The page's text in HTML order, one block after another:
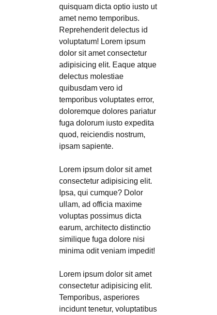
quisquam dicta optio iusto ut
amet nemo temporibus.
Reprehenderit delectus id
voluptatum! Lorem ipsum
dolor sit amet consectetur
adipisicing elit. Eaque atque
delectus molestiae
quibusdam vero id
temporibus voluptates error,
doloremque dolores pariatur
fuga dolorum iusto expedita
quod, reiciendis nostrum,
ipsam sapiente.
Lorem ipsum dolor sit amet
consectetur adipisicing elit.
Ipsa, qui cumque? Dolor
ullam, ad officia maxime
voluptas possimus dicta
earum, architecto distinctio
similique fuga dolore nisi
minima odit veniam impedit!
Lorem ipsum dolor sit amet
consectetur adipisicing elit.
Temporibus, asperiores
incidunt tenetur, voluptatibus